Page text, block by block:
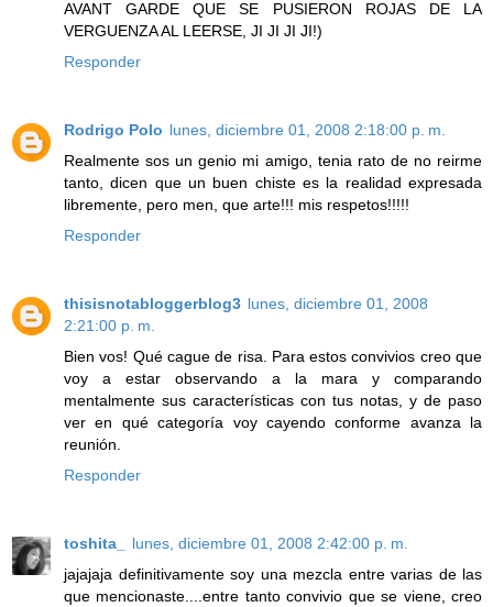
AVANT GARDE QUE SE PUSIERON ROJAS DE LA
VERGUENZA AL LEERSE, JI JI JI JI!)
Responder
Rodrigo Polo lunes, diciembre 01, 2008 2:18:00 p. m.
Realmente sos un genio mi amigo, tenia rato de no reirme
tanto, dicen que un buen chiste es la realidad expresada
libremente, pero men, que arte!!! mis respetos!!!!!
Responder
thisisnotabloggerblog3 lunes, diciembre 01, 2008
2:21:00 p. m.
Bien vos! Qué cague de risa. Para estos convivios creo que
voy a estar observando a la mara y comparando
mentalmente sus características con tus notas, y de paso
ver en qué categoría voy cayendo conforme avanza la
reunión.
Responder
toshita_
lunes, diciembre 01, 2008 2:42:00 p. m.
jajajaja definitivamente soy una mezcla entre varias de las
que mencionaste....entre tanto convivio que se viene, creo